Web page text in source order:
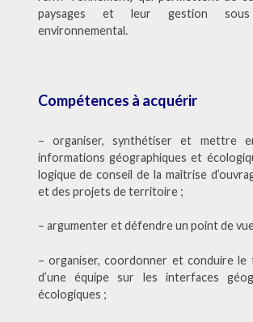
paysages et leur gestion
environnemental.
Compétences à acquérir
– organiser, synthétiser et mettre
informations géographiques et
logique de conseil de la maîtrise
et des projets de territoire ;
– argumenter et défendre un point de
– organiser, coordonner et conduire le
d’une équipe sur les interfaces
écologiques ;